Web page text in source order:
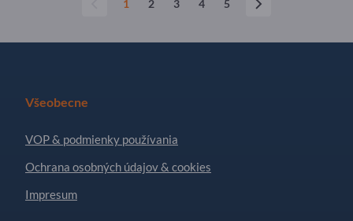
1 2 3 4 5
Všeobecne
VOP & podmienky používania
Ochrana osobných údajov & cookies
Impresum